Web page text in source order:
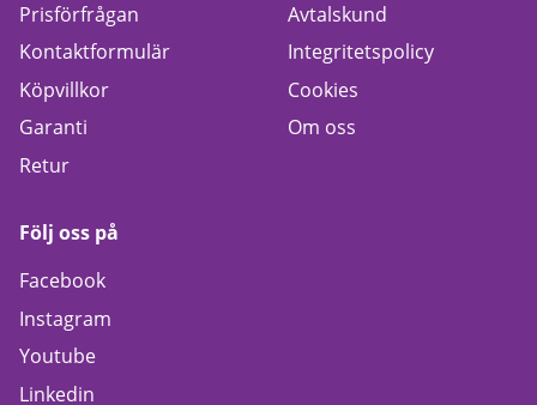
Prisförfrågan
Kontaktformulär
Köpvillkor
Garanti
Retur
Avtalskund
Integritetspolicy
Cookies
Om oss
Följ oss på
Facebook
Instagram
Youtube
Linkedin